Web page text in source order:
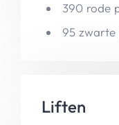
390 rode
95 zwarte
Liften